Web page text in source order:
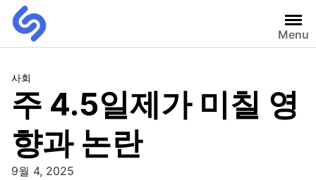
Menu
사회
주 4.5일제가 미칠 영
향과 논란
9월 4, 2025